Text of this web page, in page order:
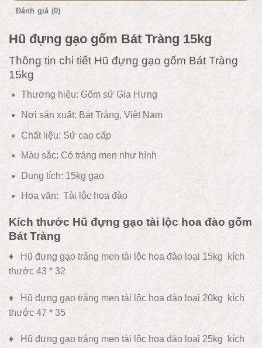
Đánh giá (0)
Hũ đựng gạo gốm Bát Tràng 15kg
Thông tin chi tiết Hũ đựng gạo gốm Bát Tràng
15kg
Thương hiệu: Gốm sứ Gia Hưng
Nơi sản xuất: Bát Tràng, Việt Nam
Chất liệu: Sứ cao cấp
Màu sắc: Có tráng men như hình
Dung tích: 15kg gạo
Hoa văn: Tài lộc hoa đào
Kích thước Hũ đựng gạo tài lộc hoa đào gốm
Bát Tràng
♦ Hũ đựng gạo tráng men tài lộc hoa đào loại 15kg kích
thước 43 * 32
♦ Hũ đựng gạo tráng men tài lộc hoa đào loại 20kg kích
thước 47 * 35
♦ Hũ đựng gạo tráng men tài lộc hoa đào loại 25kg kích